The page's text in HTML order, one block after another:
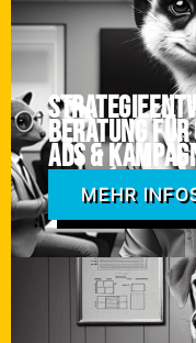
Beratung für
ADS &
MEHR